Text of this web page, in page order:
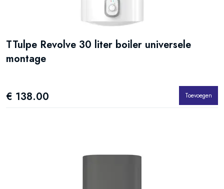
TTulpe Revolve 30 liter boiler universele
montage
€ 138.00 Toevoegen